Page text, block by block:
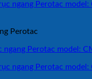
Perotac
ngang Perotac model: